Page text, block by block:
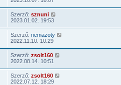
Szerző: sznuni
2023.01.02. 19:53
Szerző: nemazoty
2022.11.10. 10:29
Szerző: zsolt160
2022.08.14. 10:51
Szerző: zsolt160
2022.07.12. 18:29